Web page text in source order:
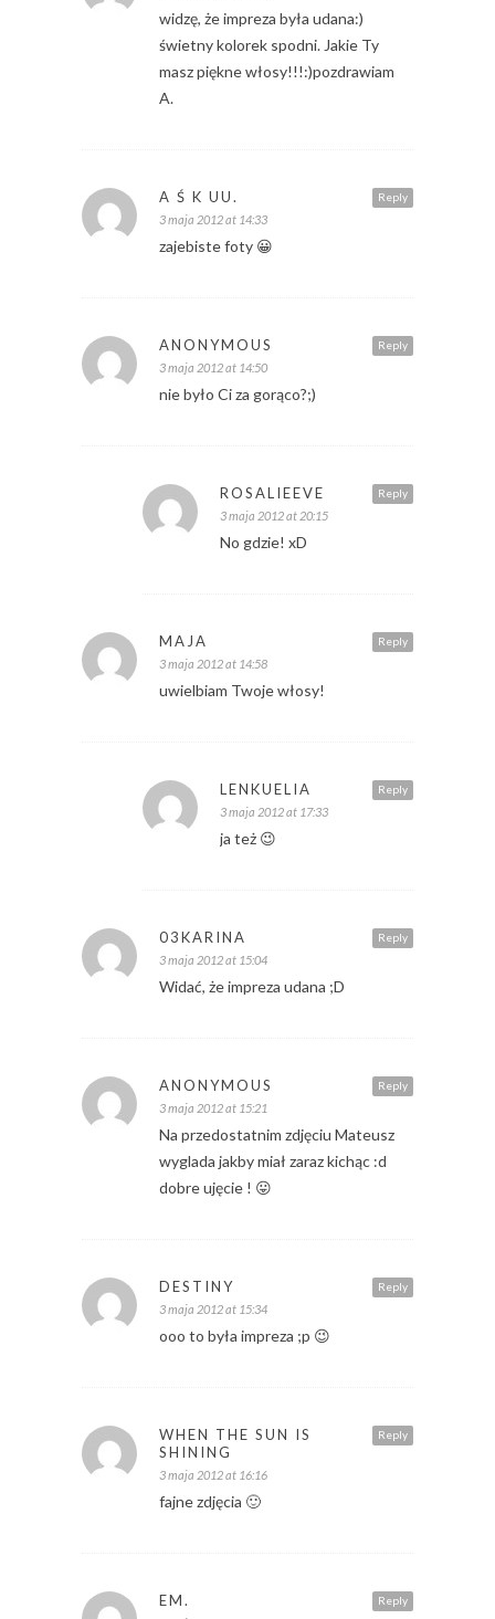
widzę, że impreza była udana:)
świetny kolorek spodni. Jakie Ty
masz piękne włosy!!!:)pozdrawiam
A.
Reply
A Ś K UU.
3 maja 2012 at 14:33
zajebiste foty 😀
Reply
ANONYMOUS
3 maja 2012 at 14:50
nie było Ci za gorąco?;)
Reply
ROSALIEEVE
3 maja 2012 at 20:15
No gdzie! xD
Reply
MAJA
3 maja 2012 at 14:58
uwielbiam Twoje włosy!
Reply
LENKUELIA
3 maja 2012 at 17:33
ja też 😉
Reply
03KARINA
3 maja 2012 at 15:04
Widać, że impreza udana ;D
Reply
ANONYMOUS
3 maja 2012 at 15:21
Na przedostatnim zdjęciu Mateusz
wyglada jakby miał zaraz kichąc :d
dobre ujęcie ! 😛
Reply
DESTINY
3 maja 2012 at 15:34
ooo to była impreza ;p 😉
Reply
WHEN THE SUN IS
SHINING
3 maja 2012 at 16:16
fajne zdjęcia 🙂
Reply
EM.